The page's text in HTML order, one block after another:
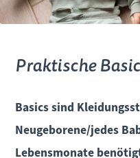
Praktische
Basics sind
Neugeborene/jedes
Lebensmonate